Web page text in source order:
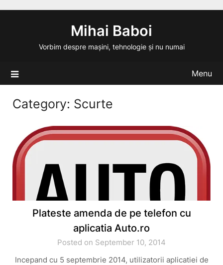
Mihai Baboi
Vorbim despre mașini, tehnologie și nu numai
Menu
Category: Scurte
Plateste amenda de pe telefon cu
aplicatia Auto.ro
Posted on September 10, 2014
Incepand cu 5 septembrie 2014, utilizatorii aplicatiei de